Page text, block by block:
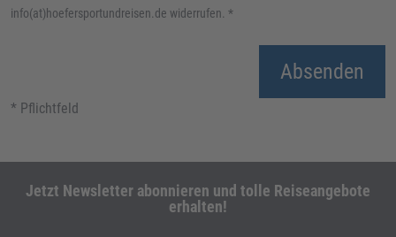
info(at)hoefersportundreisen.de widerrufen. *
Absenden
* Pflichtfeld
Jetzt Newsletter abonnieren und tolle Reiseangebote
erhalten!